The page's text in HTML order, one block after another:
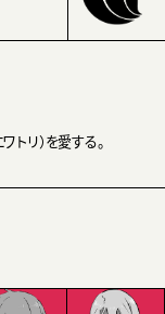
トリ）を愛する。